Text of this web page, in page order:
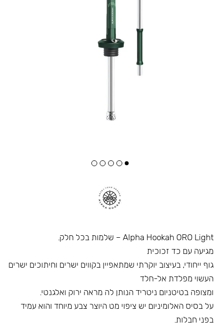
Alpha Hookah ORO Light – שלמות בכל חלק.
מגיעה עם כד זכוכית
גוף ייחודי, בעיצוב יוקרתי שמתאפיין בקווים ישרים וחיתוכים ישרים
העשוי מפלדת אל-חלד
ומצופה בטיטניום ניטריד הנותן לה מראה ירוק ואלגנטי.
על בסיס האלומיניום יש ציפוי מט היוצר צבע מיוחד והוא עמיד
בפני חבלות.